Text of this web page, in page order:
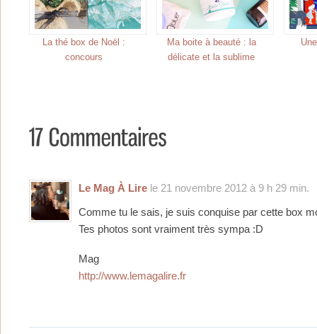
La thé box de Noël :
concours
Ma boite à beauté : la
délicate et la sublime
Le Mag À Lire le 21 novembre 2012 à 9 h 29 min.
Comme tu le sais, je suis conquise par cette box
Tes photos sont vraiment très sympa :D
Mag
http://www.lemagalire.fr